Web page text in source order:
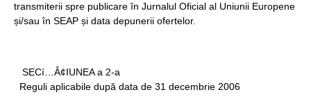
transmiterii spre publicare în Jurnalul Oficial al Uniunii Europene
și/sau în SEAP și data depunerii ofertelor.
SECí…Â¢IUNEA a 2-a
Reguli aplicabile după data de 31 decembrie 2006